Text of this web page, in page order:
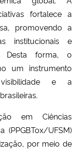
fortalece a
promovendo a
institucionais e
Desta forma, o
um instrumento
e a
em Ciências
(PPGBTox/UFSM)
por meio de